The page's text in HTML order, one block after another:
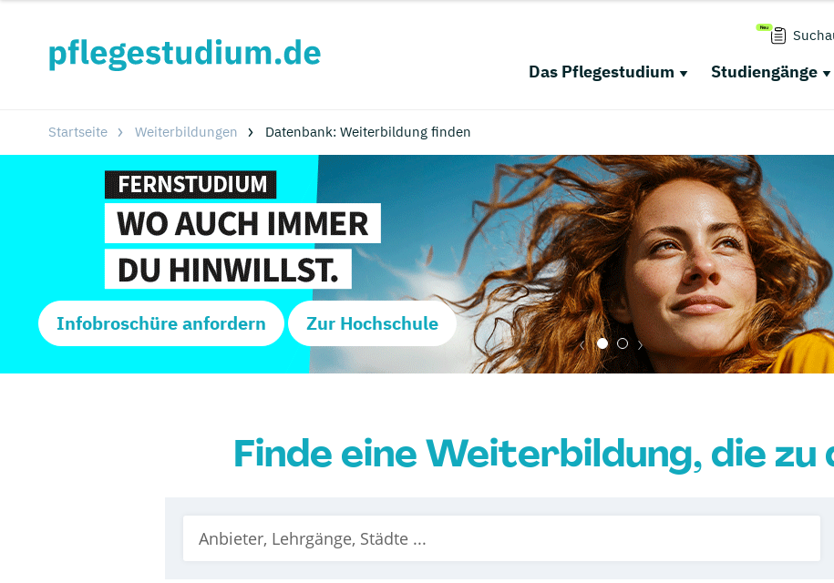
Das Pflegestudium Studiengänge
Startseite Weiterbildungen Datenbank: Weiterbildung finden
Infobroschüre anfordern Zur Hochschule
Finde eine Weiterbildung, die